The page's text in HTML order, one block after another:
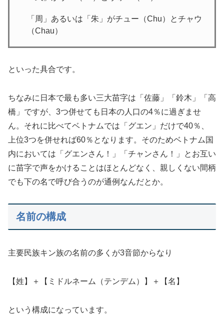
「周」あるいは「朱」がチュー（Chu）とチャウ
（Chau）
といった具合です。
ちなみに日本で最も多い三大苗字は「佐藤」「鈴木」「高
橋」ですが、3つ併せても日本の人口の4％に過ぎませ
ん。それに比べてベトナムでは「グエン」だけで40％、
上位3つを併せれば60％となります。そのためベトナム国
内においては「グエンさん！」「チャンさん！」とお互い
に苗字で声をかけることはほとんどなく、親しくない間柄
でも下の名で呼び合うのが通例なんだとか。
名前の構成
主要民族キン族の名前の多くが3音節からなり
【姓】＋【ミドルネーム（テンデム）】＋【名】
という構成になっています。